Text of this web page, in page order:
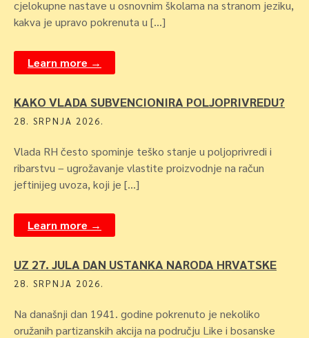
cjelokupne nastave u osnovnim školama na stranom jeziku,
kakva je upravo pokrenuta u […]
Learn more →
KAKO VLADA SUBVENCIONIRA POLJOPRIVREDU?
28. SRPNJA 2026.
Vlada RH često spominje teško stanje u poljoprivredi i
ribarstvu – ugrožavanje vlastite proizvodnje na račun
jeftinijeg uvoza, koji je […]
Learn more →
UZ 27. JULA DAN USTANKA NARODA HRVATSKE
28. SRPNJA 2026.
Na današnji dan 1941. godine pokrenuto je nekoliko
oružanih partizanskih akcija na području Like i bosanske